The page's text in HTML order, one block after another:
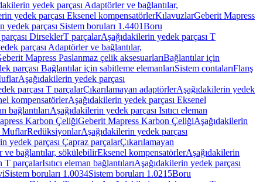
yedek parçası Adaptörler ve bağlantılar,
yedek parçası Eksenel kompensatörlerKılavuzlarGeberit Mapress
yedek parçası Sistem boruları 1.4401Boru
DirseklerT parçalarAşağıdakilerin yedek parçası T
parçası Adaptörler ve bağlantılar,
Mapress Paslanmaz çelik aksesuarlarıBağlantılar için
parçası Bağlantılar için sabitleme elemanlarıSistem contalarıFlanş
Aşağıdakilerin yedek parçası
parçası T parçalarÇıkarılamayan adaptörlerAşağıdakilerin yedek
kompensatörlerAşağıdakilerin yedek parçası Eksenel
bağlantılarıAşağıdakilerin yedek parçası Isıtıcı eleman
Karbon ÇeliğiGeberit Mapress Karbon ÇeliğiAşağıdakilerin
MuflarRedüksiyonlarAşağıdakilerin yedek parçası
yedek parçası Çapraz parçalarÇıkarılamayan
ve bağlantılar, sökülebilirEksenel kompensatörlerAşağıdakilerin
T parçalarIsıtıcı eleman bağlantılarıAşağıdakilerin yedek parçası
Sistem boruları 1.0034Sistem boruları 1.0215Boru